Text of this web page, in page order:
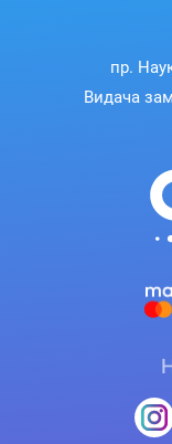
пр.
Видача